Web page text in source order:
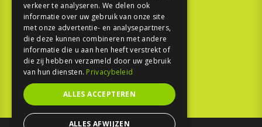
SPORT
REPORTAGE
TOUREN
NIEUWSBRIEF
verkeer te analyseren. We delen ook
informatie over uw gebruik van onze site
met onze advertentie- en analysepartners,
die deze kunnen combineren met andere
informatie die u aan hen heeft verstrekt of
die zij hebben verzameld door uw gebruik
van hun diensten. Privacybeleid
ALLES ACCEPTEREN
ALLES AFWIJZEN